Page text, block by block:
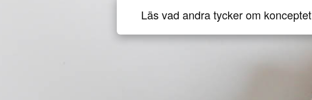
Läs vad andra tycker om konceptet